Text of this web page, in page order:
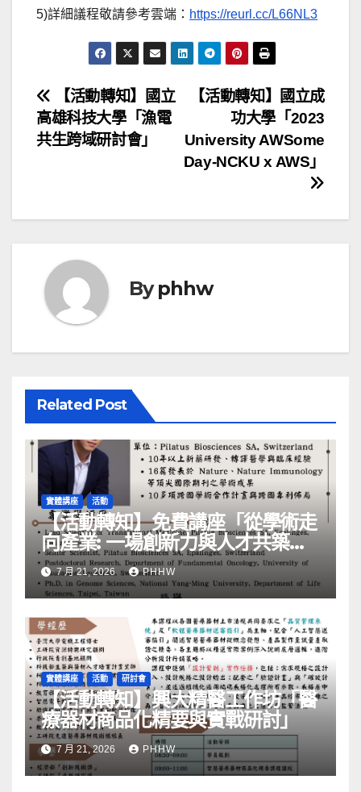
5)詳細議程敬請參考雲端： https://reurl.cc/L66NL3
文
章
【活動轉知】國立成
功大學「2023
University AWSome
Day-NCKU x AWS」
【活動轉知】國立
高雄科技大學「漁電
共生跨域研討會」
Byphhw
Related Post
實體講座 活動
【活動轉知】免費講座「從學術走
向產業: ⼀場創新力與⼈才共築的
旅程」
7 月 21, 2026 PHHW
實體講座 活動 研討會
【活動轉知】興大精醫工作坊「醫
療器材商品化精要與實戰研討」
7 月 21, 2026 PHHW